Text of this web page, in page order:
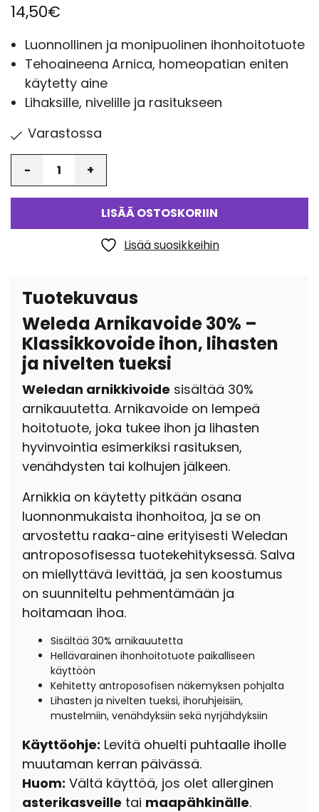
14,50€
Luonnollinen ja monipuolinen ihonhoitotuote
Tehoaineena Arnica, homeopatian eniten
käytetty aine
Lihaksille, nivelille ja rasitukseen
Varastossa
LISÄÄ OSTOSKORIIN
Lisää suosikkeihin
Tuotekuvaus
Weleda Arnikavoide 30% –
Klassikkovoide ihon, lihasten
ja nivelten tueksi
Weledan arnikkivoide sisältää 30%
arnikauutetta. Arnikavoide on lempeä
hoitotuote, joka tukee ihon ja lihasten
hyvinvointia esimerkiksi rasituksen,
venähdysten tai kolhujen jälkeen.
Arnikkia on käytetty pitkään osana
luonnonmukaista ihonhoitoa, ja se on
arvostettu raaka-aine erityisesti Weledan
antroposofisessa tuotekehityksessä. Salva
on miellyttävä levittää, ja sen koostumus
on suunniteltu pehmentämään ja
hoitamaan ihoa.
Sisältää 30% arnikauutetta
Hellävarainen ihonhoitotuote paikalliseen
käyttöön
Kehitetty antroposofisen näkemyksen pohjalta
Lihasten ja nivelten tueksi, ihoruhjeisiin,
mustelmiin, venähdyksiin sekä nyrjähdyksiin
Käyttöohje: Levitä ohuelti puhtaalle iholle
muutaman kerran päivässä.
Huom: Vältä käyttöä, jos olet allerginen
asterikasveille tai maapähkinälle.